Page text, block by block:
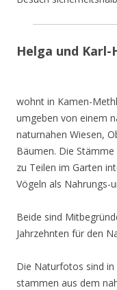
Helga und Karl-
wohnt in Kamen-
umgeben von einem
naturnahen Wiesen,
Bäumen. Die
zu Teilen im Garten
Vögeln als Nahrungs-
Beide sind
Jahrzehnten für den
Die Naturfotos sind in
stammen aus dem